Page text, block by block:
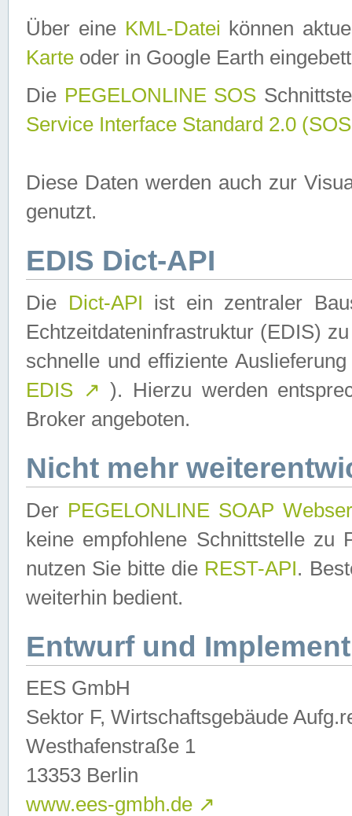
Über eine KML-Datei können
Karte oder in Google Earth
Die PEGELONLINE SOS
Service Interface Standard 2.0
Diese Daten werden auch zur
genutzt.
EDIS Dict-API
Die Dict-API ist ein zentraler
Echtzeitdateninfrastruktur (EDIS)
schnelle und effiziente
EDIS ↗ ). Hierzu werden
Broker angeboten.
Nicht mehr
Der PEGELONLINE SOAP
keine empfohlene Schnittstelle zu
nutzen Sie bitte die REST-API.
weiterhin bedient.
Entwurf und
EES GmbH
Sektor F, Wirtschaftsgebäude
Westhafenstraße 1
13353 Berlin
www.ees-gmbh.de ↗